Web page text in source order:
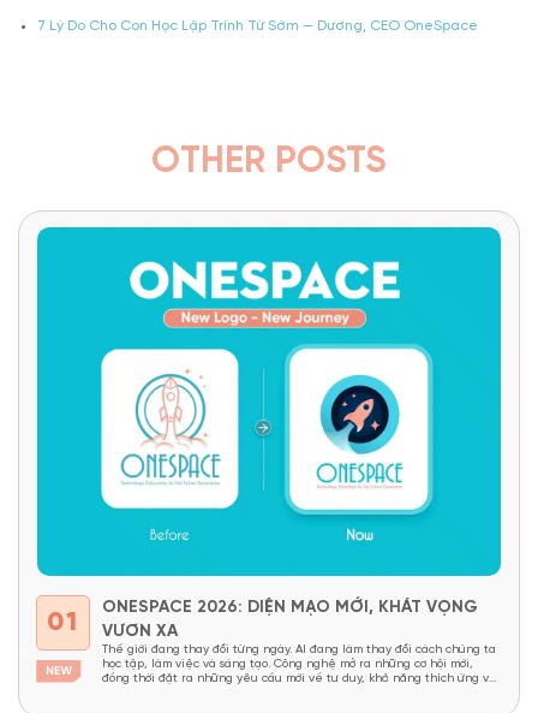
7 Lý Do Cho Con Học Lập Trình Từ Sớm — Dương, CEO OneSpace
OTHER POSTS
01
ONESPACE 2026: DIỆN MẠO MỚI, KHÁT VỌNG
VƯƠN XA
Thế giới đang thay đổi từng ngày. AI đang làm thay đổi cách chúng ta
học tập, làm việc và sáng tạo. Công nghệ mở ra những cơ hội mới,
đồng thời đặt ra những yêu cầu mới về tư duy, khả năng thích ứng và